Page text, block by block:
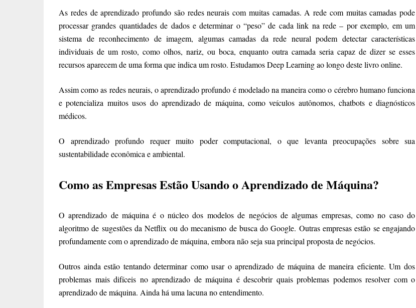
As redes de aprendizado profundo são redes neurais com muitas camadas. A rede com muitas camadas pode
processar grandes quantidades de dados e determinar o “peso” de cada link na rede – por exemplo, em um
sistema de reconhecimento de imagem, algumas camadas da rede neural podem detectar características
individuais de um rosto, como olhos, nariz, ou boca, enquanto outra camada seria capaz de dizer se esses
recursos aparecem de uma forma que indica um rosto. Estudamos Deep Learning ao longo deste livro online.
Assim como as redes neurais, o aprendizado profundo é modelado na maneira como o cérebro humano funciona
e potencializa muitos usos do aprendizado de máquina, como veículos autônomos, chatbots e diagnósticos
médicos.
O aprendizado profundo requer muito poder computacional, o que levanta preocupações sobre sua
sustentabilidade econômica e ambiental.
Como as Empresas Estão Usando o Aprendizado de Máquina?
O aprendizado de máquina é o núcleo dos modelos de negócios de algumas empresas, como no caso do
algoritmo de sugestões da Netflix ou do mecanismo de busca do Google. Outras empresas estão se engajando
profundamente com o aprendizado de máquina, embora não seja sua principal proposta de negócios.
Outros ainda estão tentando determinar como usar o aprendizado de máquina de maneira eficiente. Um dos
problemas mais difíceis no aprendizado de máquina é descobrir quais problemas podemos resolver com o
aprendizado de máquina. Ainda há uma lacuna no entendimento.